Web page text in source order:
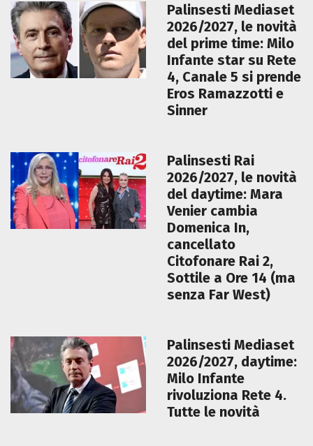
Palinsesti Mediaset
2026/2027, le novità
del prime time: Milo
Infante star su Rete
4, Canale 5 si prende
Eros Ramazzotti e
Sinner
Palinsesti Rai
2026/2027, le novità
del daytime: Mara
Venier cambia
Domenica In,
cancellato
Citofonare Rai 2,
Sottile a Ore 14 (ma
senza Far West)
Palinsesti Mediaset
2026/2027, daytime:
Milo Infante
rivoluziona Rete 4.
Tutte le novità